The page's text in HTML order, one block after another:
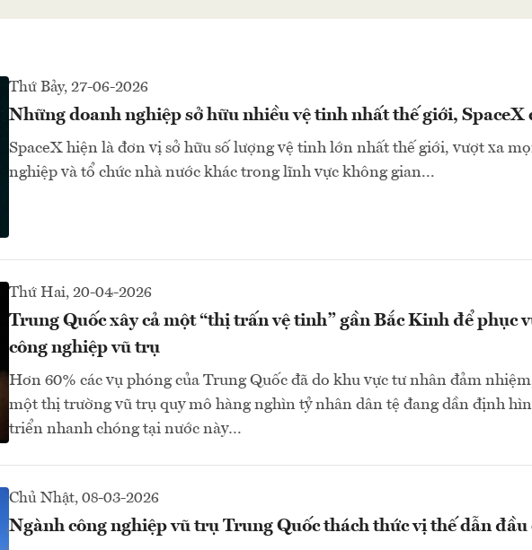
Thứ Bảy, 27-06-2026
Những doanh nghiệp sở hữu nhiều vệ tinh nhất thế giới, SpaceX
SpaceX hiện là đơn vị sở hữu số lượng vệ tinh lớn nhất thế giới, vượt xa
nghiệp và tổ chức nhà nước khác trong lĩnh vực không gian...
Thứ Hai, 20-04-2026
Trung Quốc xây cả một “thị trấn vệ tinh” gần Bắc Kinh để phục
công nghiệp vũ trụ
Hơn 60% các vụ phóng của Trung Quốc đã do khu vực tư nhân đảm
một thị trường vũ trụ quy mô hàng nghìn tỷ nhân dân tệ đang dần định
triển nhanh chóng tại nước này…
Chủ Nhật, 08-03-2026
Ngành công nghiệp vũ trụ Trung Quốc thách thức vị thế dẫn đầu